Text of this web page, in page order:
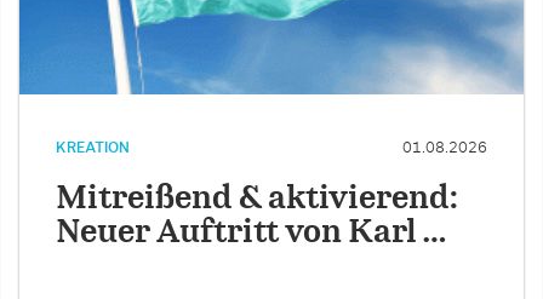
KREATION 01.08.2026
Mitreißend & aktivierend:
Neuer Auftritt von Karl …